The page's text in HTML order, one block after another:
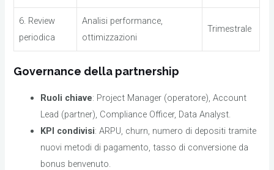
6. Review
periodica
Analisi performance,
ottimizzazioni
Trimestrale
Governance della partnership
Ruoli chiave: Project Manager (operatore), Account
Lead (partner), Compliance Officer, Data Analyst.
KPI condivisi: ARPU, churn, numero di depositi tramite
nuovi metodi di pagamento, tasso di conversione da
bonus benvenuto.